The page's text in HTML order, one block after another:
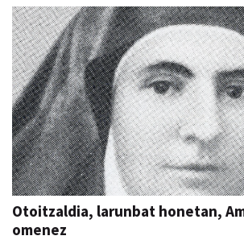
Otoitzaldia, larunbat honetan,
omenez